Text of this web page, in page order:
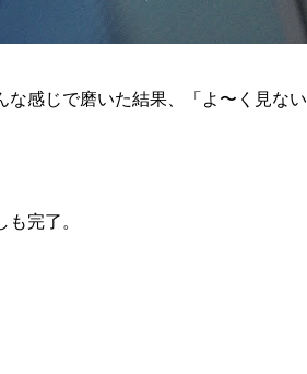
感じで磨いた結果、「よ〜く見ない
完了。